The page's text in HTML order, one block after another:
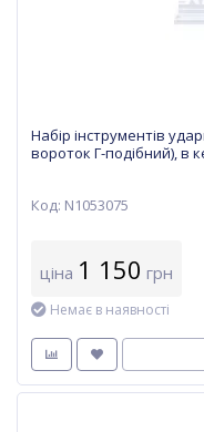
Набір інструментів
вороток Г-подібний), в
Код: N1053075
ціна 1 150 грн
Немає в наявності